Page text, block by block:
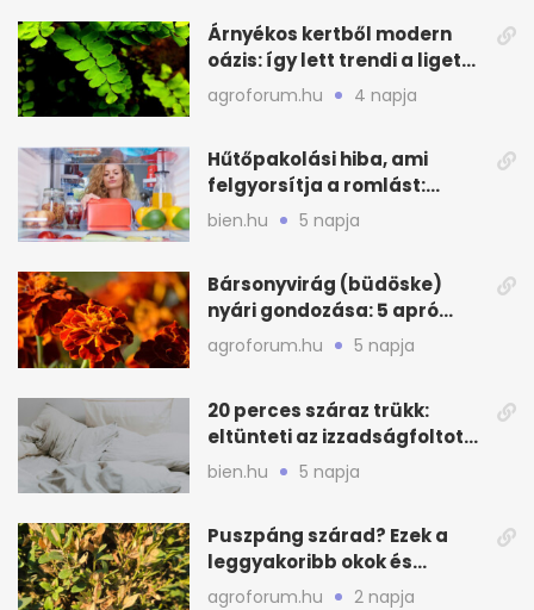
Árnyékos kertből modern
oázis: így lett trendi a ligetes
zöld
agroforum.hu 4 napja
Hűtőpakolási hiba, ami
felgyorsítja a romlást:
zónákra figyelj
bien.hu 5 napja
Bársonyvirág (büdöske)
nyári gondozása: 5 apró
lépés a dús virágzásért
agroforum.hu 5 napja
20 perces száraz trükk:
eltünteti az izzadságfoltot
és a szagot a matracról
bien.hu 5 napja
Puszpáng szárad? Ezek a
leggyakoribb okok és
teendők
agroforum.hu 2 napja